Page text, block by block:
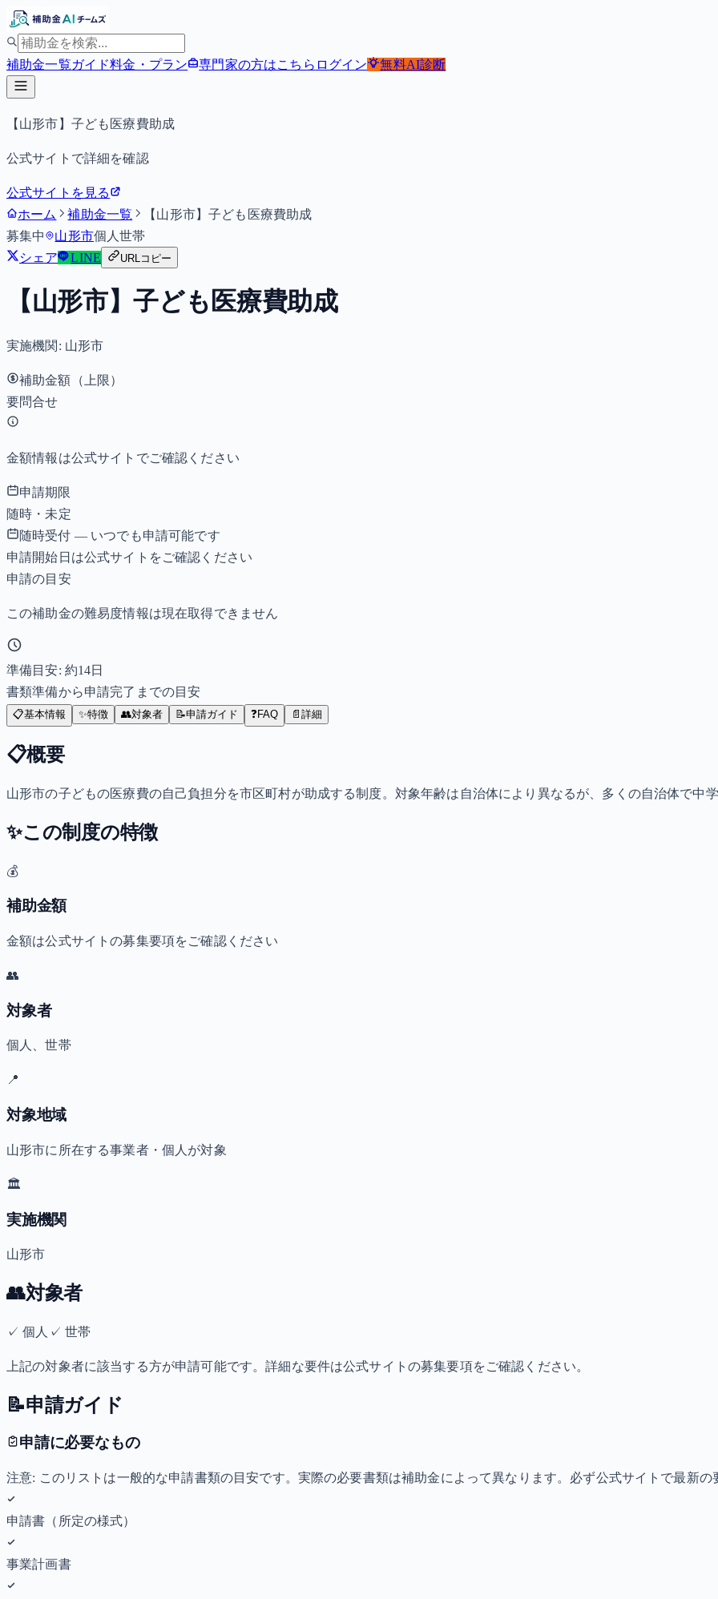
補助金一覧ガイド料金・プラン 専門家の方はこちら ログイン 無料AI診断
【山形市】子ども医療費助成
公式サイトで詳細を確認
公式サイトを見る
ホーム
補助金一覧
【山形市】子ども医療費助成
募集中
山形市個人世帯
シェア
LINE URLコピー
【山形市】子ども医療費助成
実施機関: 山形市
補助金額（上限）
要問合せ
金額情報は公式サイトでご確認ください
申請期限
随時・未定
随時受付 — いつでも申請可能です
申請開始日は公式サイトをご確認ください
申請の目安
この補助金の難易度情報は現在取得できません
準備目安: 約14日
書類準備から申請完了までの目安
📋基本情報 ✨特徴 👥対象者 📝申請ガイド ❓FAQ 📄 詳細
📋概要
山形市の子どもの医療費の自己負担分を市区町村が助成する制度。対象年齢は自治体により異なるが、多くの自治体で中学
✨この制度の特徴
💰
補助金額
金額は公式サイトの募集要項をご確認ください
👥
対象者
個人、世帯
📍
対象地域
山形市に所在する事業者・個人が対象
🏛️
実施機関
山形市
👥対象者
✓個人 ✓ 世帯
上記の対象者に該当する方が申請可能です。詳細な要件は公式サイトの募集要項をご確認ください。
📝申請ガイド
申請に必要なもの
注意: このリストは一般的な申請書類の目安です。実際の必要書類は補助金によって異なります。必ず公式サイトで最新の
申請書（所定の様式）
事業計画書